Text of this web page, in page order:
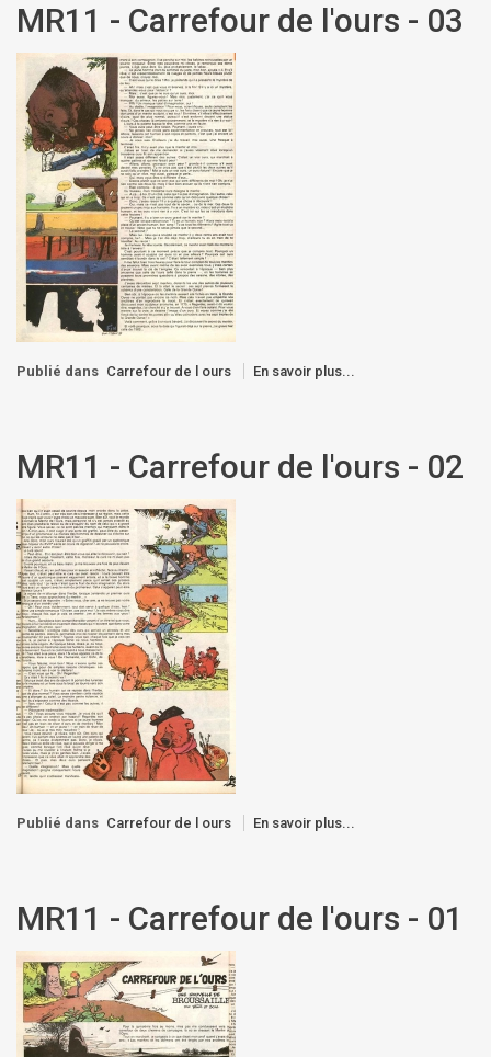
MR11 - Carrefour de l'ours - 03
Publié dans Carrefour de l ours En savoir plus...
MR11 - Carrefour de l'ours - 02
Publié dans Carrefour de l ours En savoir plus...
MR11 - Carrefour de l'ours - 01